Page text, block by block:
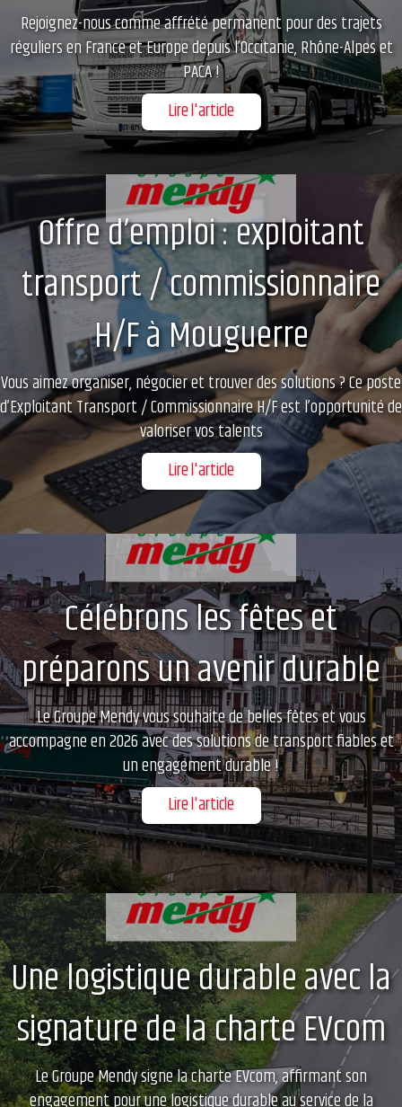
Rejoignez-nous comme affrété permanent pour des trajets
réguliers en France et Europe depuis l’Occitanie, Rhône-Alpes et
PACA !
Lire l'article
Offre d’emploi : exploitant
transport / commissionnaire
H/F à Mouguerre
Vous aimez organiser, négocier et trouver des solutions ? Ce poste
d’Exploitant Transport / Commissionnaire H/F est l’opportunité de
valoriser vos talents
Lire l'article
Célébrons les fêtes et
préparons un avenir durable
Le Groupe Mendy vous souhaite de belles fêtes et vous
accompagne en 2026 avec des solutions de transport fiables et
un engagement durable !
Lire l'article
Une logistique durable avec la
signature de la charte EVcom
Le Groupe Mendy signe la charte EVcom, affirmant son
engagement pour une logistique durable au service de la